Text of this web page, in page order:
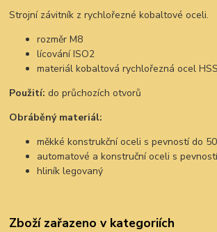
Strojní závitník z rychlořezné kobaltové oceli.
rozměr M8
lícování ISO2
materiál kobaltová rychlořezná ocel
Použití: do průchozích otvorů
Obráběný materiál:
měkké konstrukční oceli s pevností do
automatové a konstruční oceli s
hliník legovaný
Zboží zařazeno v kategoriích